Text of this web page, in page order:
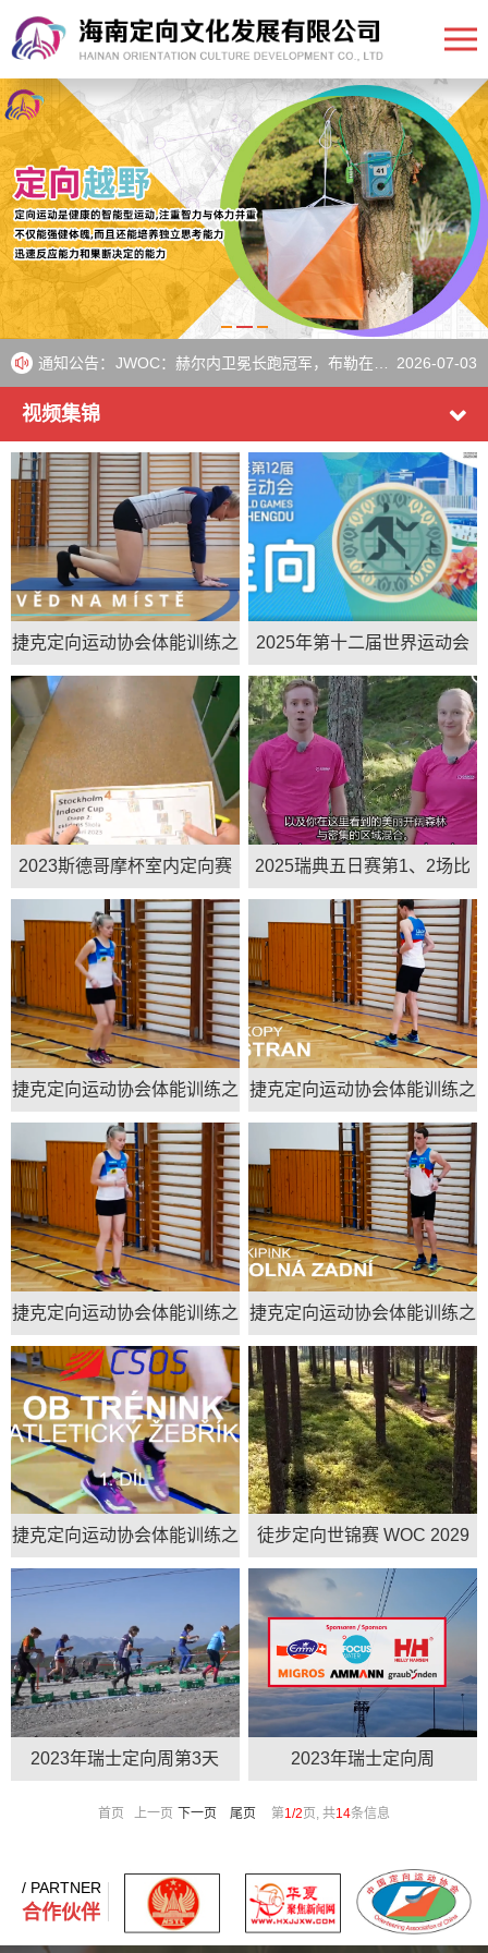
通知公告：
2026-07-10
WOC：来自23个国家的运动员将在周五为淘汰赛荣耀而战
2026-07-08
WOC：来自26个国家的运动员晋级短距离决赛
2026-07-03
JWOC：赫尔内卫冕长跑冠军，布勒在瑞典夺得第三枚金牌
2026-07-01
《IOF》Aebersold和Heikkilä在瑞典比赛后继续保持世界杯领先地位
视频集锦
捷克定向运动协会体能训练之
力量瑜伽
2025年第十二届世界运动会
徒步定向 女子/男子短距离决
赛
2023斯德哥摩杯室内定向赛
第二天
2025瑞典五日赛第1、2场比
赛赛段试跑
捷克定向运动协会体能训练之
绳梯训练 5
捷克定向运动协会体能训练之
绳梯训练 4
捷克定向运动协会体能训练之
绳梯训练 3
捷克定向运动协会体能训练之
绳梯训练 2
捷克定向运动协会体能训练之
绳梯训练 1
徒步定向世锦赛 WOC 2029
Örnsköldsvik
2023年瑞士定向周第3天 2023年瑞士定向周
首页 上一页 下一页 尾页 第1/2 页, 共14条信息
/ PARTNER
合作伙伴